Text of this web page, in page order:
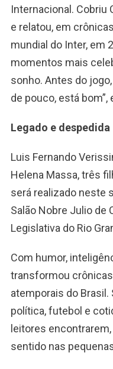
Internacional. Cobriu
e relatou, em
mundial do Inter, em
momentos mais
sonho. Antes do
de pouco, está bom”,
Legado e despedida
Luis Fernando
Helena Massa, três
será realizado neste
Salão Nobre Julio de
Legislativa do Rio
Com humor,
transformou
atemporais do Brasil.
política, futebol e
leitores
sentido nas